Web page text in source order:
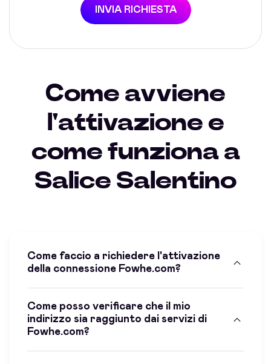
INVIA RICHIESTA
Come avviene
l'attivazione e
come funziona a
Salice Salentino
Come faccio a richiedere l'attivazione
della connessione Fowhe.com?
Come posso verificare che il mio
indirizzo sia raggiunto dai servizi di
Fowhe.com?